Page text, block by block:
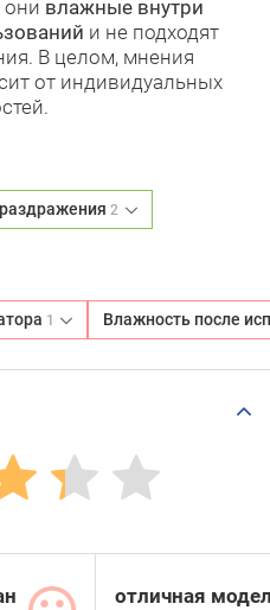
они влажные внутри
и не подходят
В целом, мнения
от индивидуальных
2
1 Влажность после
отличная